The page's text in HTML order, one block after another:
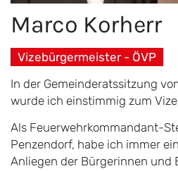
Marco Korherr
Vizebürgermeister - ÖVP
In der Gemeinderatssitzung
wurde ich einstimmig zum
Als Feuerwehrkommandant-
Penzendorf, habe ich immer
Anliegen der Bürgerinnen und